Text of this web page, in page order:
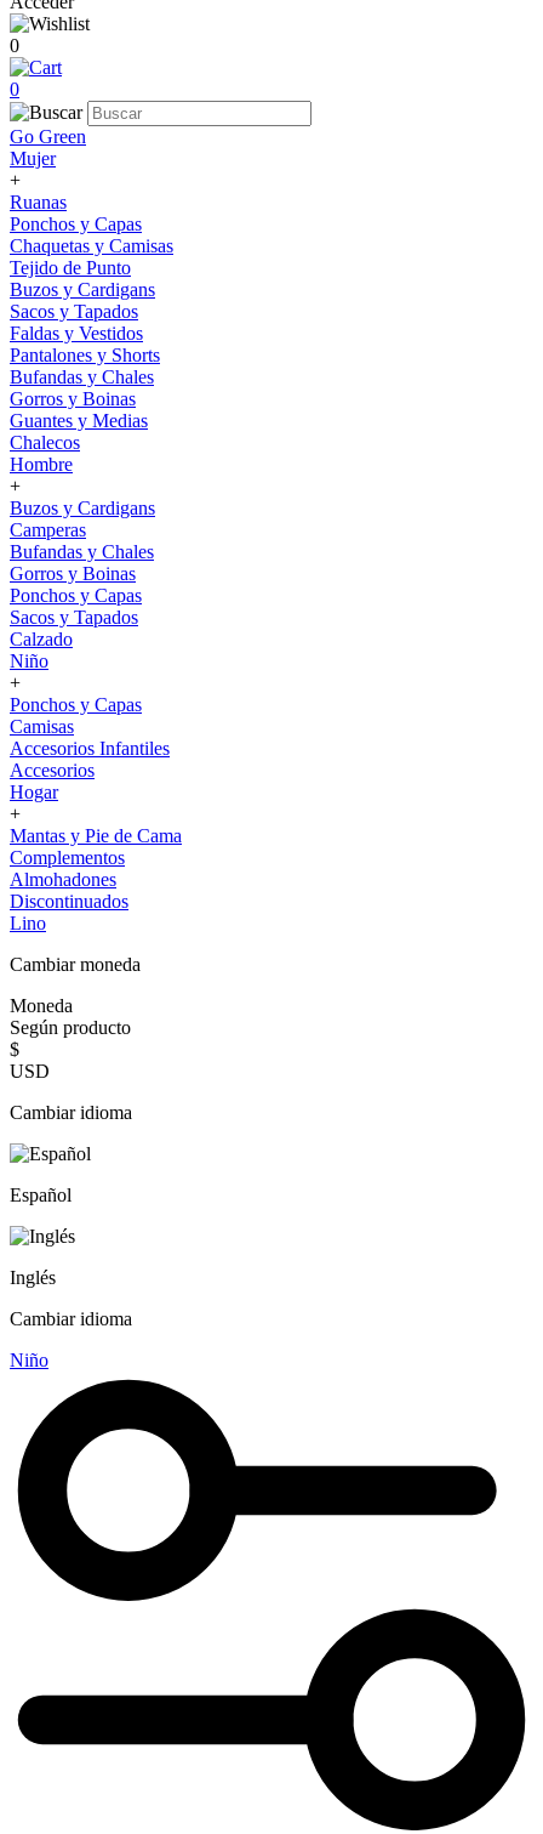
0
0
Go Green
Mujer
+
Ruanas
Ponchos y Capas
Chaquetas y Camisas
Tejido de Punto
Buzos y Cardigans
Sacos y Tapados
Faldas y Vestidos
Pantalones y Shorts
Bufandas y Chales
Gorros y Boinas
Guantes y Medias
Chalecos
Hombre
+
Buzos y Cardigans
Camperas
Bufandas y Chales
Gorros y Boinas
Ponchos y Capas
Sacos y Tapados
Calzado
Niño
+
Ponchos y Capas
Camisas
Accesorios Infantiles
Accesorios
Hogar
+
Mantas y Pie de Cama
Complementos
Almohadones
Discontinuados
Lino
Cambiar moneda
Moneda
Según producto
$
USD
Cambiar idioma
Español
Inglés
Cambiar idioma
Niño